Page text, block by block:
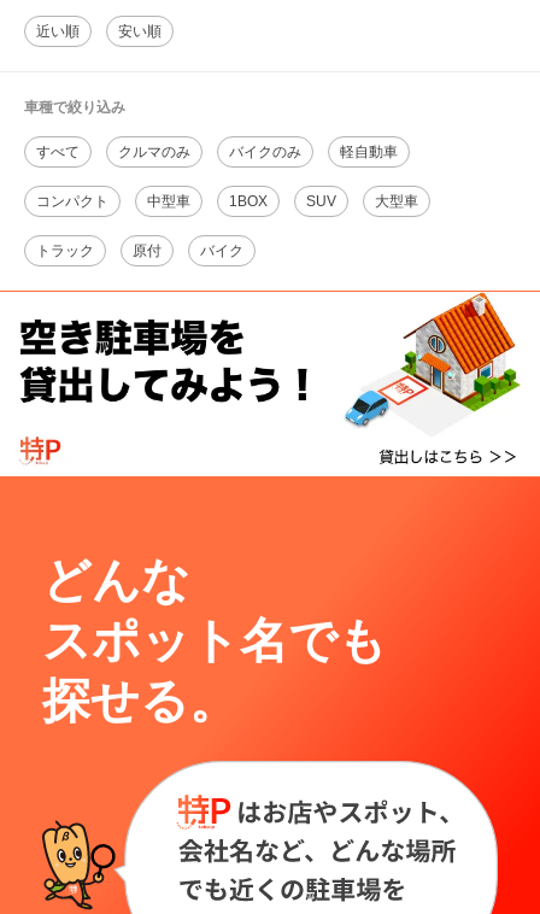
近い順 安い順
車種で絞り込み
すべて クルマのみ バイクのみ 軽自動車
コンパクト 中型車 1BOX SUV 大型車
トラック 原付 バイク
どんな
スポット名でも
探せる。